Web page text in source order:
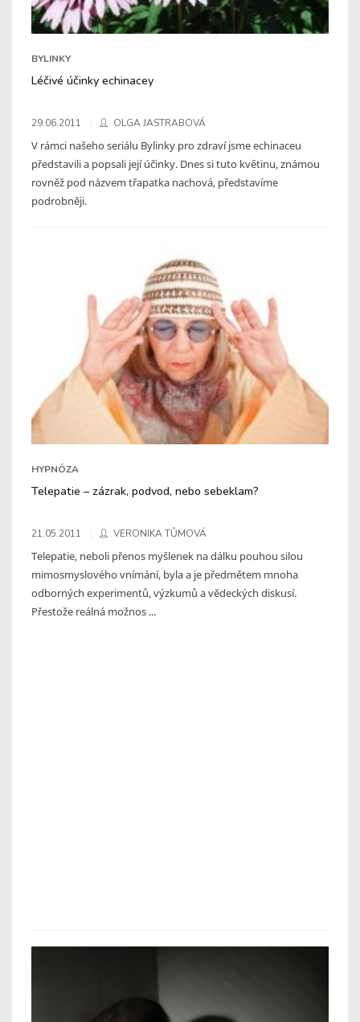
BYLINKY
Léčivé účinky echinacey
29.06.2011 OLGA JASTRABOVÁ
V rámci našeho seriálu Bylinky pro zdraví jsme echinaceu
představili a popsali její účinky. Dnes si tuto květinu, známou
rovněž pod názvem třapatka nachová, představíme
podrobněji.
HYPNÓZA
Telepatie – zázrak, podvod, nebo sebeklam?
21.05.2011 VERONIKA TŮMOVÁ
Telepatie, neboli přenos myšlenek na dálku pouhou silou
mimosmyslového vnímání, byla a je předmětem mnoha
odborných experimentů, výzkumů a vědeckých diskusí.
Přestože reálná možnos ...